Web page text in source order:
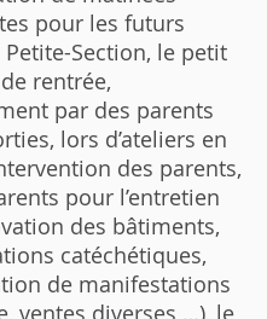
pour les futurs
Petite-Section, le petit
rentrée,
par des parents
lors d’ateliers en
des parents,
pour l’entretien
des bâtiments,
catéchétiques,
de manifestations
ventes diverses …), le